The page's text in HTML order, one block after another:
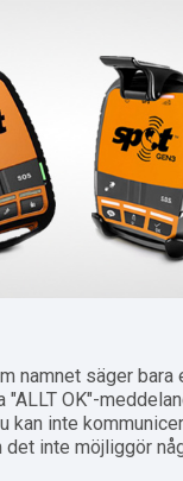
namnet säger bara
OK"-
kan inte
inte möjliggör